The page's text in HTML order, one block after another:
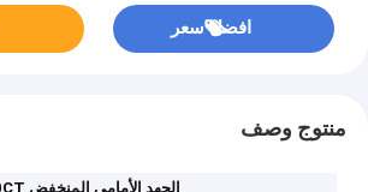
افضل سعر
منتوج وصف
الجهد الأمامي المنخفض SBT40U150CT